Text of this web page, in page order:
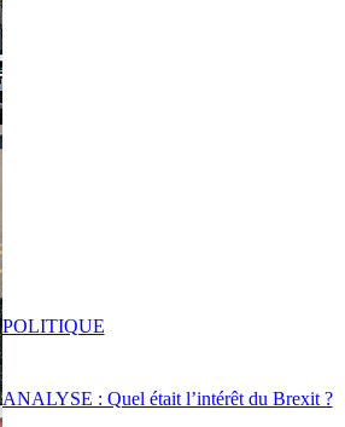
ANALYSE : Quel était l’intérêt du Brexit ?
POLITIQUE